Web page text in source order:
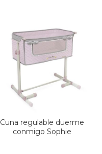
Cuna regulable duerme
conmigo Sophie